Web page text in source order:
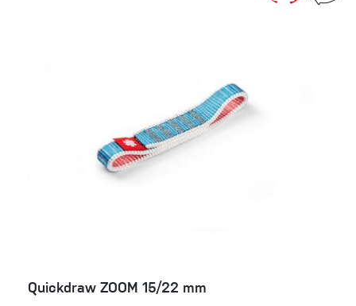
Quickdraw ZOOM 15/22 mm